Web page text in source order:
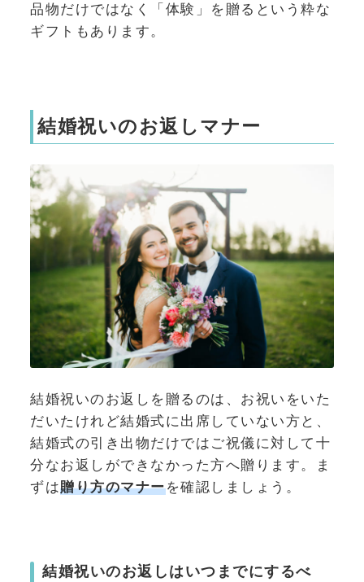
品物だけではなく「体験」を贈るという粋な
ギフトもあります。
結婚祝いのお返しマナー
結婚祝いのお返しを贈るのは、お祝いをいた
だいたけれど結婚式に出席していない方と、
結婚式の引き出物だけではご祝儀に対して十
分なお返しができなかった方へ贈ります。ま
ずは贈り方のマナーを確認しましょう。
結婚祝いのお返しはいつまでにするべ